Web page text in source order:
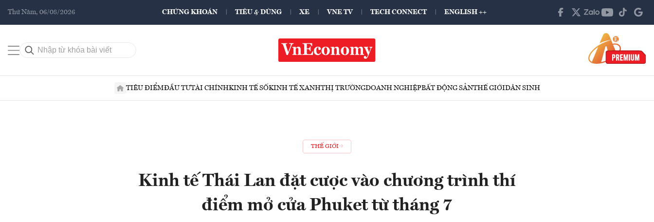
Thứ Năm, 06/08/2026 CHỨNG KHOÁN TIÊU & DÙNG XE VNE TV TECH CONNECT ENGLISH ++
TIÊU ĐIỂMĐẦU TƯTÀI CHÍNHKINH TẾ SỐKINH TẾ XANHTHỊ TRƯỜNGDOANH NGHIỆPBẤT ĐỘNG SẢNTHẾ GIỚIDÂN SINH
THẾ GIỚI
Kinh tế Thái Lan đặt cược vào chương trình thí
điểm mở cửa Phuket từ tháng 7